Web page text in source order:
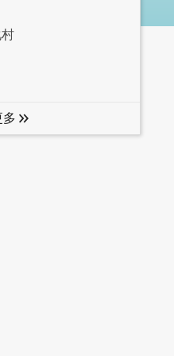
多